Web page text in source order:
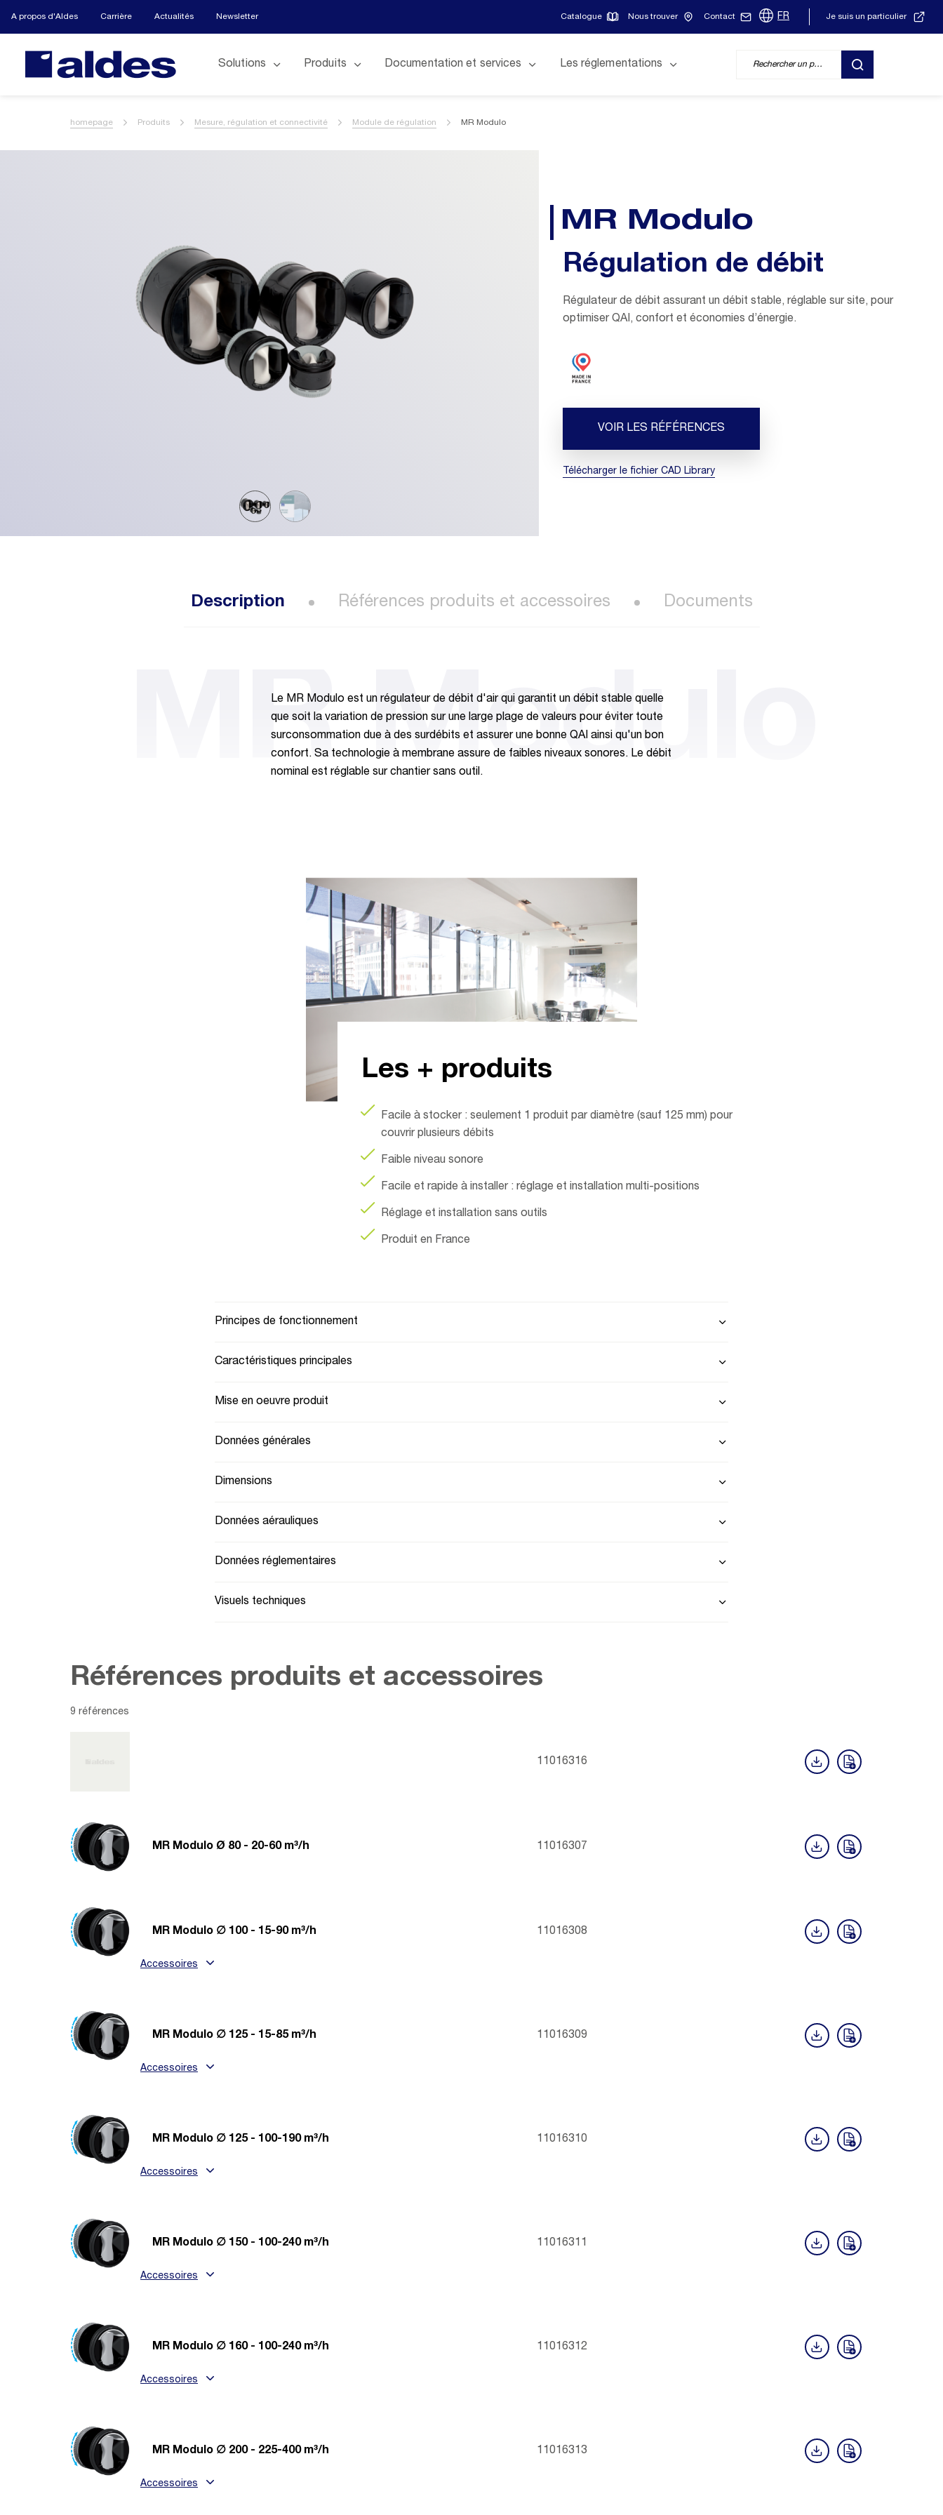
A propos d'Aldes Carrière Actualités Newsletter Catalogue Nous trouver Contact FR Je suis un particulier
Solutions Produits Documentation et services Les réglementations
RECHERCHER
homepage Produits Mesure, régulation et connectivité Module de régulation MR Modulo
MR Modulo
Régulation de débit
Régulateur de débit assurant un débit stable, réglable sur site, pour
optimiser QAI, confort et économies d’énergie.
VOIR LES RÉFÉRENCES
Télécharger le fichier CAD Library
Description Références produits et accessoires Documents
MR Modulo
Le MR Modulo est un régulateur de débit d'air qui garantit un débit stable quelle
que soit la variation de pression sur une large plage de valeurs pour éviter toute
surconsommation due à des surdébits et assurer une bonne QAI ainsi qu'un bon
confort. Sa technologie à membrane assure de faibles niveaux sonores. Le débit
nominal est réglable sur chantier sans outil.
Les + produits
Facile à stocker : seulement 1 produit par diamètre (sauf 125 mm) pour
couvrir plusieurs débits
Faible niveau sonore
Facile et rapide à installer : réglage et installation multi-positions
Réglage et installation sans outils
Produit en France
Principes de fonctionnement
Caractéristiques principales
Mise en oeuvre produit
Données générales
Dimensions
Données aérauliques
Données réglementaires
Visuels techniques
Références produits et accessoires
9 références
11016316
MR Modulo Ø 80 - 20-60 m³/h 11016307
MR Modulo ∅ 100 - 15-90 m³/h 11016308
Accessoires
MR Modulo ∅ 125 - 15-85 m³/h 11016309
Accessoires
MR Modulo ∅ 125 - 100-190 m³/h 11016310
Accessoires
MR Modulo ∅ 150 - 100-240 m³/h 11016311
Accessoires
MR Modulo ∅ 160 - 100-240 m³/h 11016312
Accessoires
MR Modulo ∅ 200 - 225-400 m³/h 11016313
Accessoires